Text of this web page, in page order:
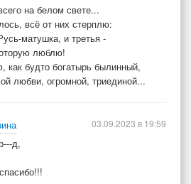
на белом свете...
всё от них стерплю:
матушка, и третья -
люблю!
как будто богатырь былинный,
любви, огромной, триединой...
д,
03.09.2023 в 19:59